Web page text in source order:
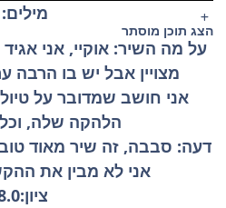
מילים:
הצג תוכן מוסתר
על מה השיר: אוקיי, אני
מצויין אבל יש בו הרבה
אני חושב שמדובר על
הלהקה שלה,
דעה: סבבה, זה שיר מאוד טוב,
אני לא מבין את
ציון:8.0